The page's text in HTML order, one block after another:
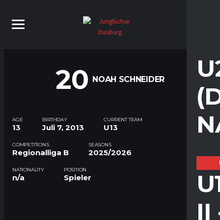
II
20 NOAH SCHNEIDER
AGE
13
BIRTHDAY
Juli 7, 2013
CURRENT TEAM
U13
COMPETITIONS
Regionalliga B
SEASONS
2025/2026
NATIONALITY
n/a
POSITION
Spieler